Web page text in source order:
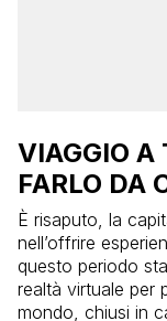
VIAGGIO A
FARLO DA
È risaputo, la
nell’offrire
questo periodo
realtà virtuale per
mondo, chiusi in